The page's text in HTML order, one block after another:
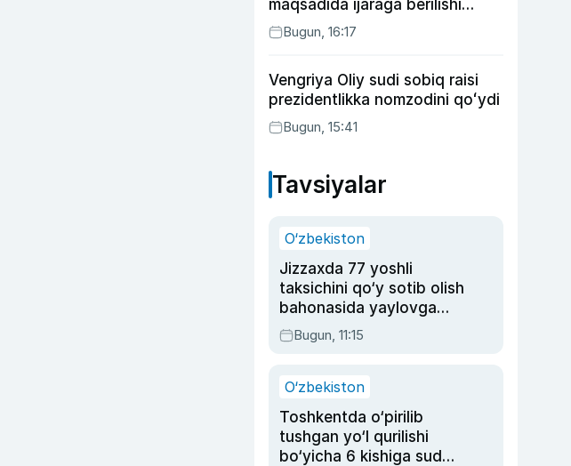
maqsadida ijaraga berilishi
mumkin
Bugun, 16:17
Vengriya Oliy sudi sobiq raisi
prezidentlikka nomzodini qoʻydi
Bugun, 15:41
Tavsiyalar
O‘zbekiston
Jizzaxda 77 yoshli
taksichini qo‘y sotib olish
bahonasida yaylovga
olib borib o‘ldirgan yigit
20 yilga qamaldi
Bugun, 11:15
O‘zbekiston
Toshkentda o‘pirilib
tushgan yo‘l qurilishi
bo‘yicha 6 kishiga sud